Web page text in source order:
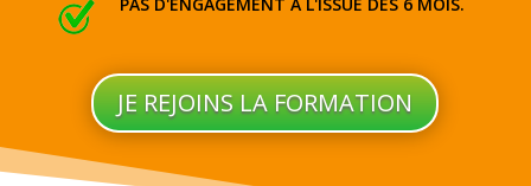
JE REJOINS LA FORMATION